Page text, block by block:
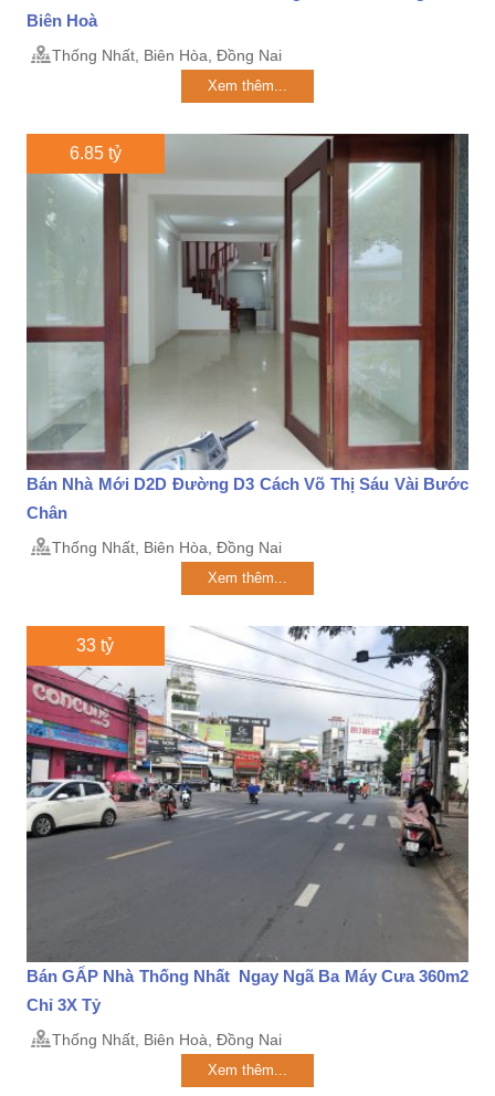
Biên Hoà
Thống Nhất, Biên Hòa, Đồng Nai
Xem thêm...
6.85 tỷ
Bán Nhà Mới D2D Đường D3 Cách Võ Thị Sáu Vài Bước
Chân
Thống Nhất, Biên Hòa, Đồng Nai
Xem thêm...
33 tỷ
Bán GẤP Nhà Thống Nhất Ngay Ngã Ba Máy Cưa 360m2
Chỉ 3X Tỷ
Thống Nhất, Biên Hoà, Đồng Nai
Xem thêm...